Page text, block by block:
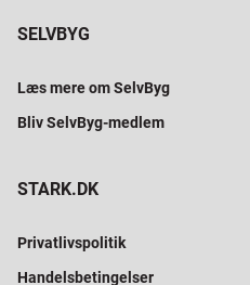
SELVBYG
Læs mere om SelvByg
Bliv SelvByg-medlem
STARK.DK
Privatlivspolitik
Handelsbetingelser